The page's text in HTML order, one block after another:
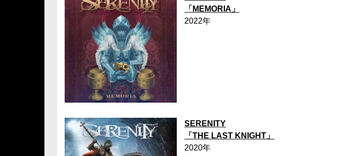
「MEMORIA」
2022年
SERENITY
「THE LAST KNIGHT」
2020年